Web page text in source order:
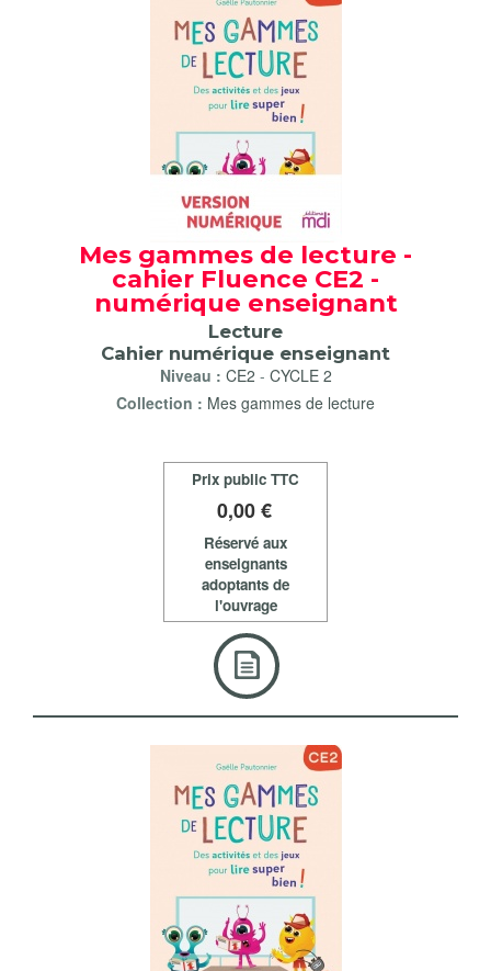
Mes gammes de lecture -
cahier Fluence CE2 -
numérique enseignant
Lecture
Cahier numérique enseignant
Niveau : CE2 - CYCLE 2
Collection : Mes gammes de lecture
Prix public TTC
0,00 €
Réservé aux
enseignants
adoptants de
l'ouvrage